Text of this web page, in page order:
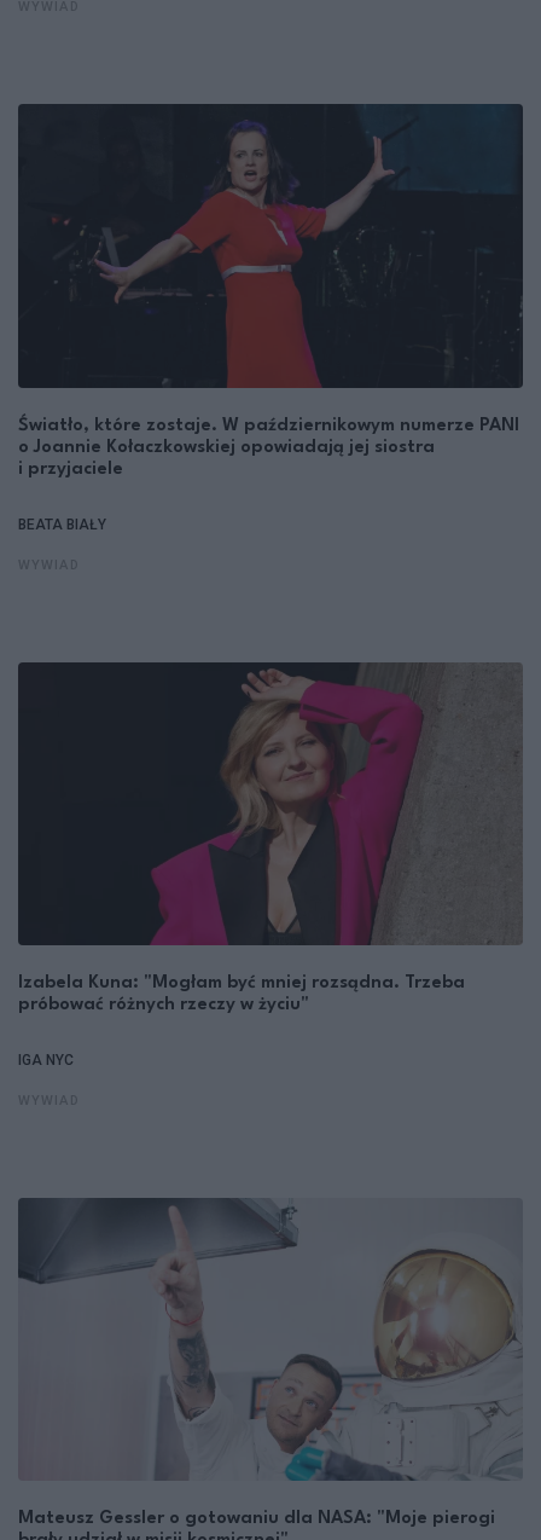
Światło, które zostaje. W październikowym numerze PANI
o Joannie Kołaczkowskiej opowiadają jej siostra
i przyjaciele
BEATA BIAŁY
Izabela Kuna: "Mogłam być mniej rozsądna. Trzeba
próbować różnych rzeczy w życiu"
IGA NYC
Mateusz Gessler o gotowaniu dla NASA: "Moje pierogi